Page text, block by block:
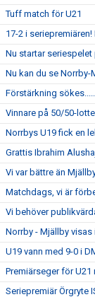
Tuff match för U21
17-2 i
Nu startar seriespelet
Nu kan du se Norrby-
Förstärkning
Vinnare på 50/50-
Norrbys U19 fick en
Grattis Ibrahim
Vi var bättre än
Matchdags, vi är
Vi behöver
Norrby - Mjällby visas
U19 vann med 9-0 i
Premiärseger för U21
Seriepremiär Örgryte